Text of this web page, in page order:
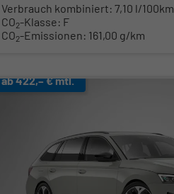
Verbrauch kombiniert: 7,10 l/100km
CO2-Klasse: F
CO2-Emissionen: 161,00 g/km
ab 422,– € mtl.